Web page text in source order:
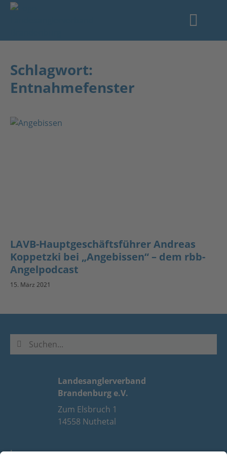
Schlagwort:
Entnahmefenster
LAVB-Hauptgeschäftsführer Andreas
Koppetzki bei „Angebissen“ – dem rbb-
Angelpodcast
15. März 2021
Landesanglerverband
Brandenburg e.V.
Zum Elsbruch 1
14558 Nuthetal